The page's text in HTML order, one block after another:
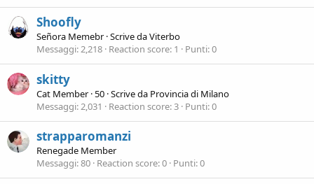
Shoofly
Señora Memebr ·Scrive daViterbo
Messaggi 2,218 Reaction score 1 Punti 0
skitty
Cat Member ·50 ·Scrive da Provincia di Milano
Messaggi 2,031 Reaction score 3 Punti 0
strapparomanzi
Renegade Member
Messaggi 80 Reaction score 0 Punti 0